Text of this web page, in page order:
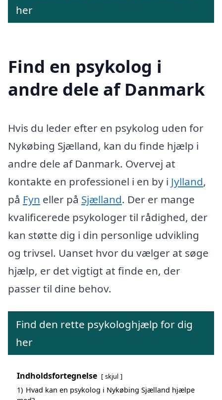
her
Find en psykolog i
andre dele af Danmark
Hvis du leder efter en psykolog uden for
Nykøbing Sjælland, kan du finde hjælp i
andre dele af Danmark. Overvej at
kontakte en professionel i en by i Jylland,
på Fyn eller på Sjælland. Der er mange
kvalificerede psykologer til rådighed, der
kan støtte dig i din personlige udvikling
og trivsel. Uanset hvor du vælger at søge
hjælp, er det vigtigt at finde en, der
passer til dine behov.
Find den rette psykologhjælp for dig
her
Indholdsfortegnelse skjul
1) Hvad kan en psykolog i Nykøbing Sjælland hjælpe